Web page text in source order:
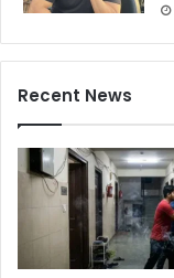
Recent News